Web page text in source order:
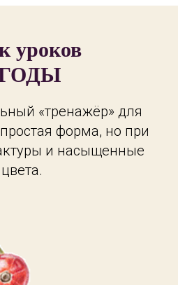
уроков
«тренажёр» для
форма, но при
и насыщенные
цвета.